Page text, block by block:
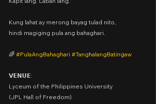
Kung lahat ay merong bayag tulad nito,
hindi magiging pula ang bahaghari.
🌈 #PulaAngBahaghari #TanghalangBatingaw
𝗩𝗘𝗡𝗨𝗘:
Lyceum of the Philippines University
(JPL Hall of Freedom)